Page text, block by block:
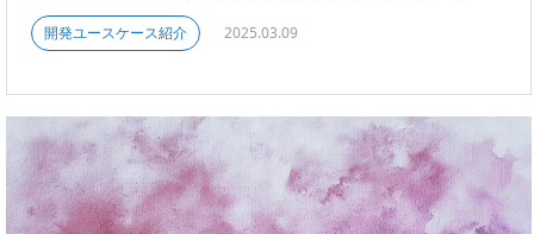
開発ユースケース紹介 2025.03.09